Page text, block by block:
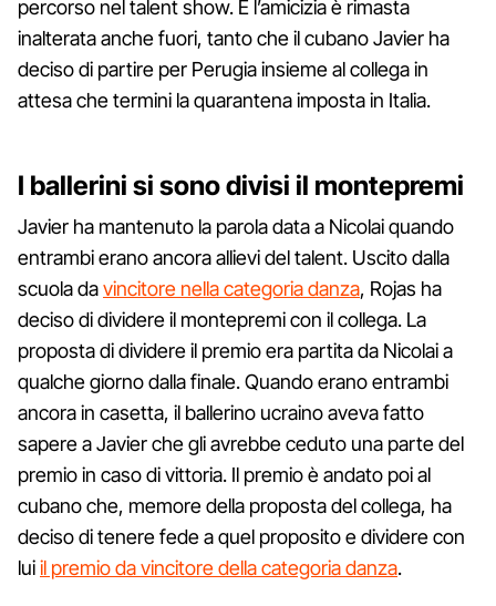
percorso nel talent show. E l’amicizia è rimasta
inalterata anche fuori, tanto che il cubano Javier ha
deciso di partire per Perugia insieme al collega in
attesa che termini la quarantena imposta in Italia.
I ballerini si sono divisi il montepremi
Javier ha mantenuto la parola data a Nicolai quando
entrambi erano ancora allievi del talent. Uscito dalla
scuola davincitore nella categoria danza, Rojas ha
deciso di dividere il montepremi con il collega. La
proposta di dividere il premio era partita da Nicolai a
qualche giorno dalla finale. Quando erano entrambi
ancora in casetta, il ballerino ucraino aveva fatto
sapere a Javier che gli avrebbe ceduto una parte del
premio in caso di vittoria. Il premio è andato poi al
cubano che, memore della proposta del collega, ha
deciso di tenere fede a quel proposito e dividere con
luiil premio da vincitore della categoria danza.